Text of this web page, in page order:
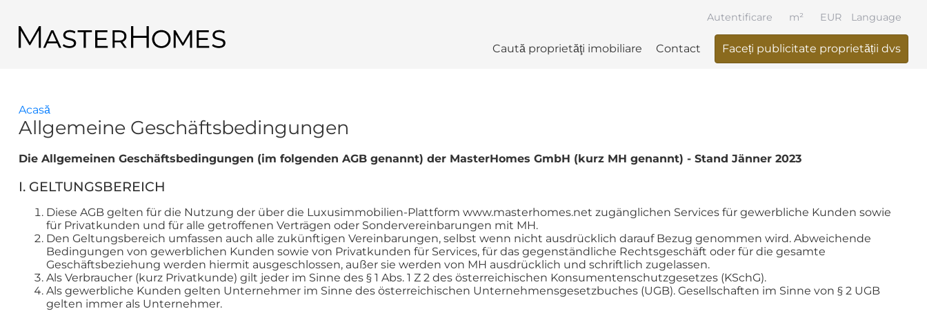
Language
Caută proprietăţi imobiliare Contact Faceți publicitate proprietății dvs
Autentificare EUR
m²
Înapoi la rezultate căutare
Eşti aici
Acasă
Allgemeine Geschäftsbedingungen
Die Allgemeinen Geschäftsbedingungen (im folgenden AGB genannt) der MasterHomes GmbH (kurz MH genannt) - Stand Jänner 2023
I. GELTUNGSBEREICH
Diese AGB gelten für die Nutzung der über die Luxusimmobilien-Plattform www.masterhomes.net zugänglichen Services für gewerbliche Kunden sowie
für Privatkunden und für alle getroffenen Verträgen oder Sondervereinbarungen mit MH.
Den Geltungsbereich umfassen auch alle zukünftigen Vereinbarungen, selbst wenn nicht ausdrücklich darauf Bezug genommen wird. Abweichende
Bedingungen von gewerblichen Kunden sowie von Privatkunden für Services, für das gegenständliche Rechtsgeschäft oder für die gesamte
Geschäftsbeziehung werden hiermit ausgeschlossen, außer sie werden von MH ausdrücklich und schriftlich zugelassen.
Als Verbraucher (kurz Privatkunde) gilt jeder im Sinne des § 1 Abs. 1 Z 2 des österreichischen Konsumentenschutzgesetzes (KSchG).
Als gewerbliche Kunden gelten Unternehmer im Sinne des österreichischen Unternehmensgesetzbuches (UGB). Gesellschaften im Sinne von § 2 UGB
gelten immer als Unternehmer.